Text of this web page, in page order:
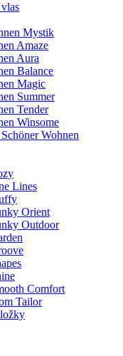
Mystik
Amaze
Aura
Balance
Magic
Summer
Tender
Winsome
Wohnen
Lines
Orient
Outdoor
Comfort
Tailor